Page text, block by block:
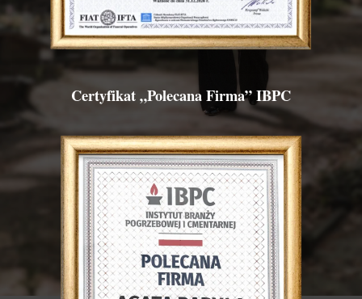
Certyfikat „Polecana Firma” IBPC